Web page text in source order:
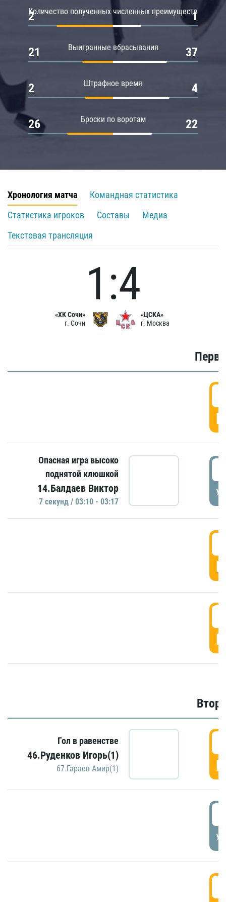
Количество полученных численных преимуществ
2 1
Выигранные вбрасывания
21 37
Штрафное время
2 4
Броски по воротам
26 22
Хронология матча
Командная статистика
Статистика игроков
Составы
Медиа
Текстовая трансляция
«ХК Сочи»
г. Сочи
1:4
«ЦСКА»
г. Москва
Опасная игра высоко
поднятой клюшкой
14.Балдаев Виктор
7 секунд / 03:10 - 03:17
Гол в равенстве
46.Руденков Игорь(1)
67.Гараев Амир(1)